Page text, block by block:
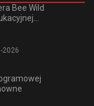
Bee Wild
2026